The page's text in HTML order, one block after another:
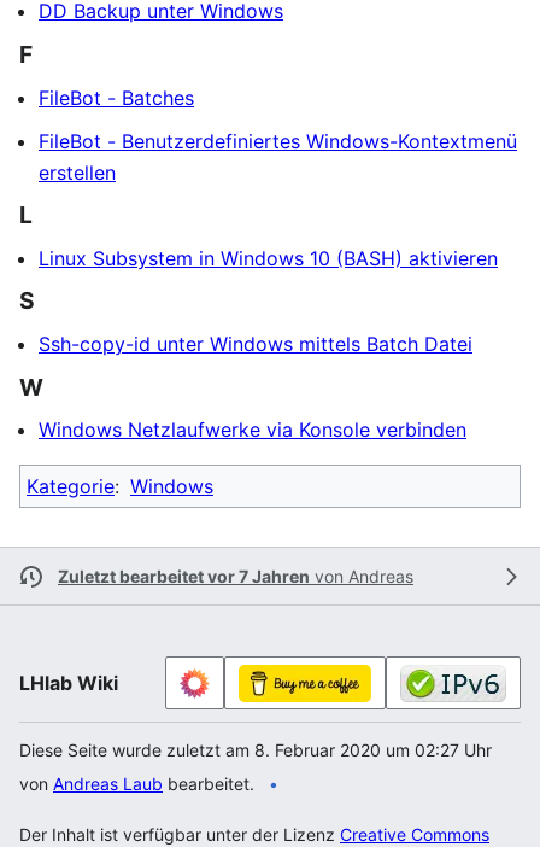
DD Backup unter Windows
F
FileBot - Batches
FileBot - Benutzerdefiniertes Windows-Kontextmenü
erstellen
L
Linux Subsystem in Windows 10 (BASH) aktivieren
S
Ssh-copy-id unter Windows mittels Batch Datei
W
Windows Netzlaufwerke via Konsole verbinden
Kategorie: Windows
Zuletzt bearbeitet vor 7 Jahren von Andreas
LHlab Wiki
Diese Seite wurde zuletzt am 8. Februar 2020 um 02:27 Uhr
von Andreas Laub bearbeitet.
Der Inhalt ist verfügbar unter der Lizenz Creative Commons